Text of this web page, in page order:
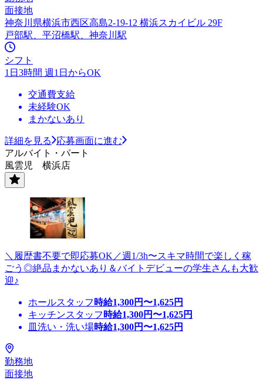
面接地
神奈川県横浜市西区高島2-19-12 横浜スカイビル 29F
戸部駅、平沼橋駅、神奈川駅
シフト
1日3時間 週1日からOK
交通費支給
未経験OK
まかないあり
詳細を見る
応募画面に進む
アルバイト・パート
風雲児 横浜店
＼履歴書不要で即応募OK／週1/3h〜スキマ時間で楽しく稼
ごう◎絶品まかないあり＆バイトデビューの学生さんも大歓
迎♪
ホールスタッフ 時給1,300円〜1,625円
キッチンスタッフ 時給1,300円〜1,625円
皿洗い・洗い場時給1,300円〜1,625円
勤務地
面接地